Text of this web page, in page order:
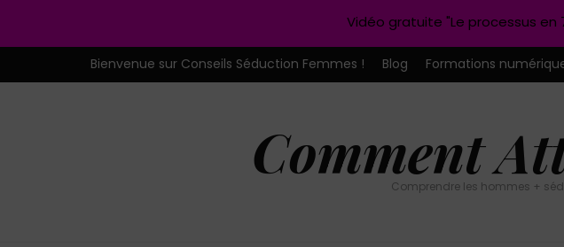
Bienvenue sur Conseils Séduction Femmes ! Blog Formations
Comment
Comprendre les hommes +
Vidéo gratuite "Le processus